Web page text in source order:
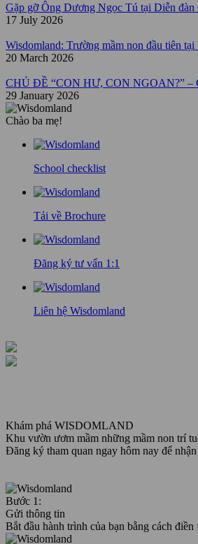
Gặp gỡ Ông Dương Ngọc Tú tại Diễn
17 July 2026
Wisdomland: Trường mầm non đầu tiên
20 March 2026
CHỦ ĐỀ “CON HƯ, CON NGOAN?”
29 January 2026
Chào ba mẹ!
School checklist
Tải về Brochure
Đăng ký tư vấn 1:1
Liên hệ Wisdomland
Khám phá WISDOMLAND
Khu vườn ươm mầm những mầm non trí
Đăng ký tham quan ngay hôm nay để
Bước 1:
Gửi thông tin
Bắt đầu hành trình của bạn bằng cách